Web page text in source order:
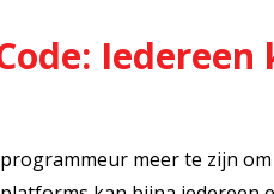
Iedereen
meer te zijn